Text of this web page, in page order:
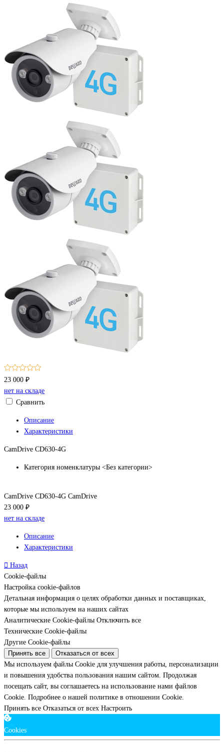
23 000 ₽
нет на складе
Сравнить
Описание
Характеристики
CamDrive CD630-4G
Категория номенклатуры <Без категории>
CamDrive CD630-4G CamDrive
23 000 ₽
нет на складе
Описание
Характеристики
Назад
Cookie-файлы
Настройка cookie-файлов
Детальная информация о целях обработки данных и поставщиках,
которые мы используем на наших сайтах
Аналитические Cookie-файлы Отключить все
Технические Cookie-файлы
Другие Cookie-файлы
Принять все
Отказаться от всех
Мы используем файлы Cookie для улучшения работы, персонализации
и повышения удобства пользования нашим сайтом. Продолжая
посещать сайт, вы соглашаетесь на использование нами файлов
Cookie. Подробнее о нашей политике в отношении Cookie.
Принять все Отказаться от всех Настроить
Cookies